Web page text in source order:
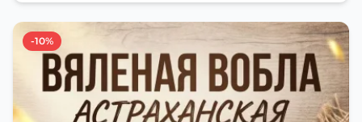
-10%